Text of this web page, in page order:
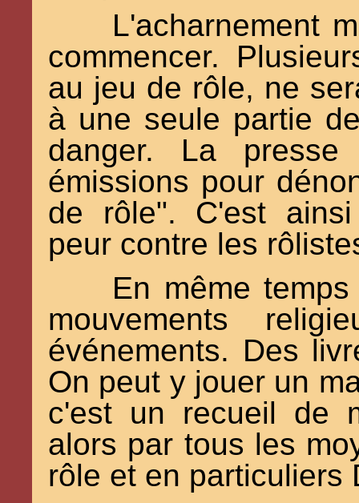
L'acharnement
commencer.
au jeu de rôle, ne
à une seule partie
danger. La
émissions pour
de rôle". C'est
peur contre les
En même
mouvements
événements. Des
On peut y jouer un
c'est un recueil de
alors par tous les
rôle et en particuliers